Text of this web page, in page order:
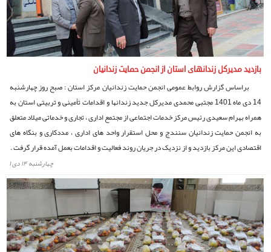
بازدید مدیرکل زندانهای استان از انجمن حمایت زندانیان
براساس گزارش روابط عمومی انجمن حمایت زندانیان مرکز استان : صبح روز چهارشنبه
14 دی ماه 1401 مجتبی محمدی مدیرکل جدید زندانها و اقدامات تأمینی و تربیتی استان به
همراه بهرام سعیدی رئیس مرکز خدمات اجتماعی از مجتمع اداری ، تجاری و خدماتی میلاد متعلق
به انجمن حمایت زندانیان سنندج و محل استقرار واحد های اداری ، مددکاری و بنگاه های
اقتصادی این مرکز بازدید و از نزدیک در جریان روند فعالیت و اقدامات بعمل آمده قرار گرفت .
چهارشنبه ۱۴ دی ۱